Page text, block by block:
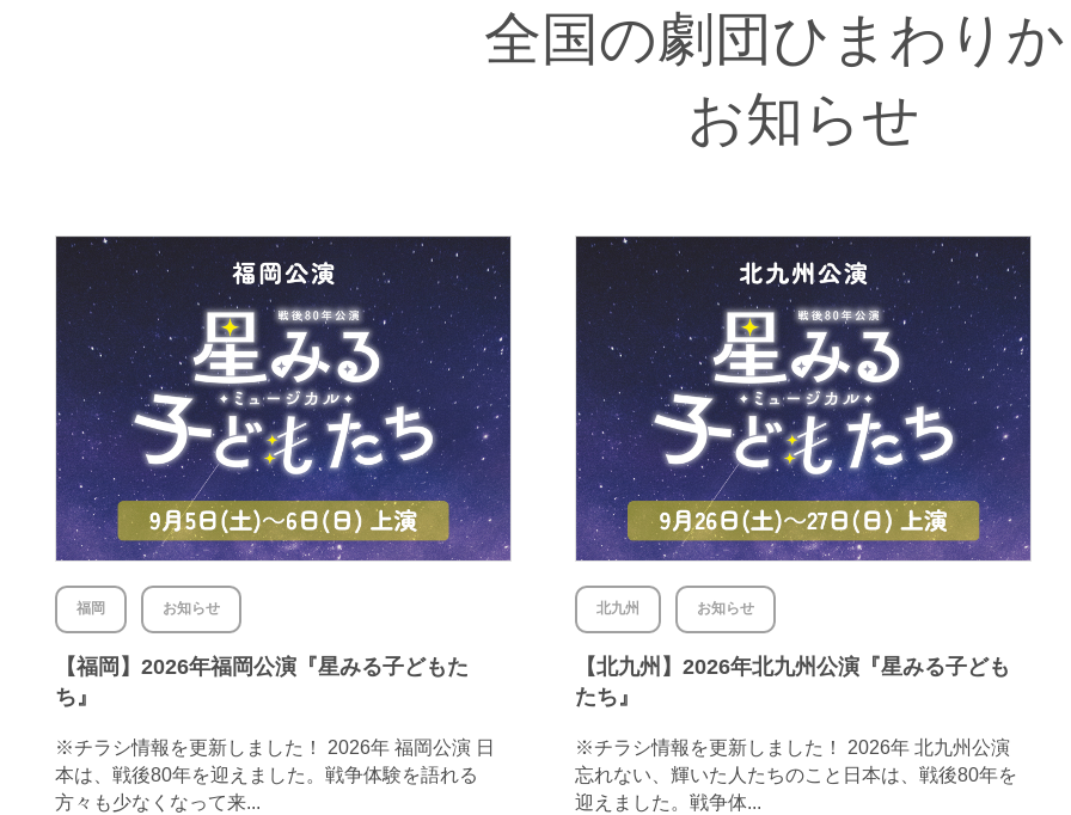
全国の劇団ひまわり
お知らせ
福岡 お知らせ
【福岡】2026年福岡公演『星みる子どもた
ち』
※チラシ情報を更新しました！ 2026年 福岡公演 日
本は、戦後80年を迎えました。戦争体験を語れる
方々も少なくなって来...
北九州 お知らせ
【北九州】2026年北九州公演『星みる子ども
たち』
※チラシ情報を更新しました！ 2026年 北九州公演
忘れない、輝いた人たちのこと日本は、戦後80年を
迎えました。戦争体...